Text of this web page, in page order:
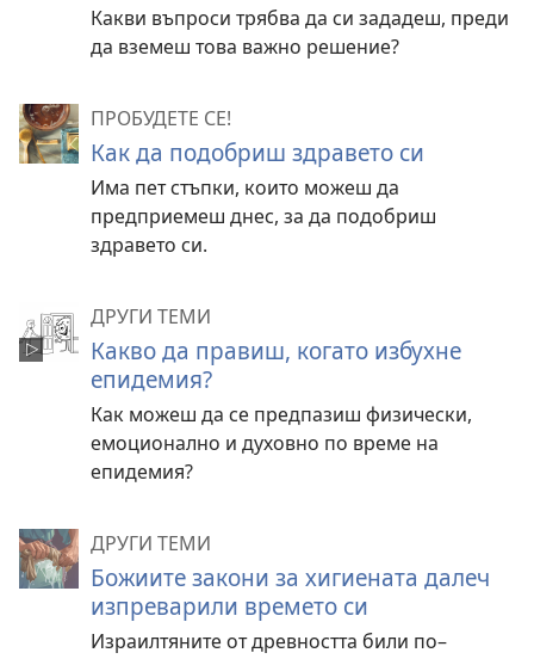
Какви въпроси трябва да си зададеш, преди
да вземеш това важно решение?
ПРОБУДЕТЕ СЕ!
Как да подобриш здравето си
Има пет стъпки, които можеш да
предприемеш днес, за да подобриш
здравето си.
ДРУГИ ТЕМИ
Какво да правиш, когато избухне
епидемия?
Как можеш да се предпазиш физически,
емоционално и духовно по време на
епидемия?
ДРУГИ ТЕМИ
Божиите закони за хигиената далеч
изпреварили времето си
Израилтяните от древността били по–